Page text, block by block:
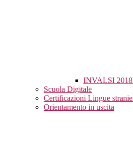
INVALSI
Scuola Digitale
Certificazioni Lingue
Orientamento in uscita